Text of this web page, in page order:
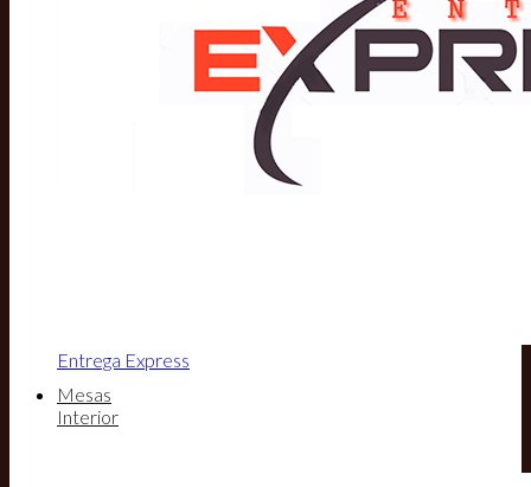
Entrega Express
Mesas
Interior